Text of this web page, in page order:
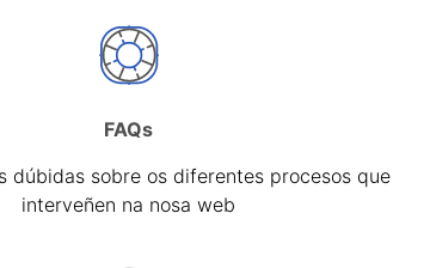
FAQs
dúbidas sobre os diferentes procesos que
interveñen na nosa web